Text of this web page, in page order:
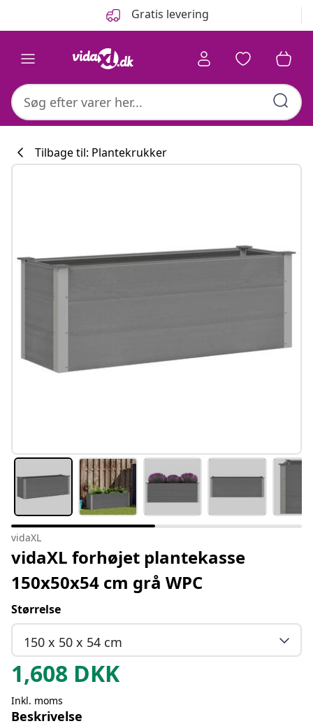
Gratis levering
#sharemevidaxl
Tilbage til: Plantekrukker
vidaXL
vidaXL forhøjet plantekasse
150x50x54 cm grå WPC
Størrelse
150 x 50 x 54 cm
1,608 DKK
Inkl. moms
Beskrivelse